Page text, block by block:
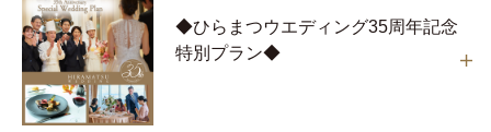
◆ひらまつウエディング35周年記念
特別プラン◆